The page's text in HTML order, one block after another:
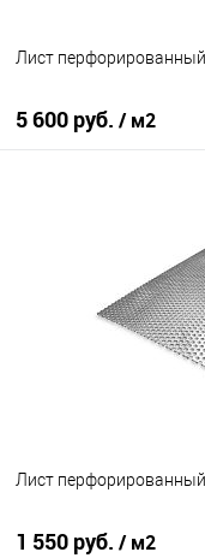
Лист
5 600 руб. / м2
Купить в 1 клик
В избранное
Лист
1 550 руб. / м2